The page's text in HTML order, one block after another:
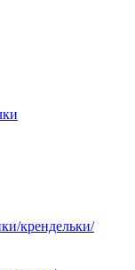
крендельки/